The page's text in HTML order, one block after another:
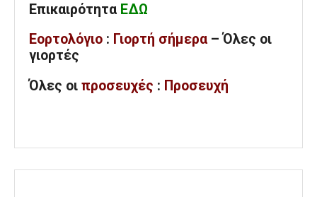
Επικαιρότητα ΕΔΩ
Εορτολόγιο : Γιορτή σήμερα – Όλες οι
γιορτές
Όλες οι προσευχές : Προσευχή